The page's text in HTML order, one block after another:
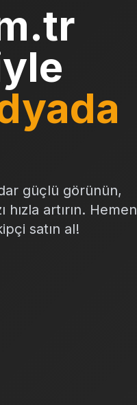
güçlü görünün,
hızla artırın. Hemen
satın al!